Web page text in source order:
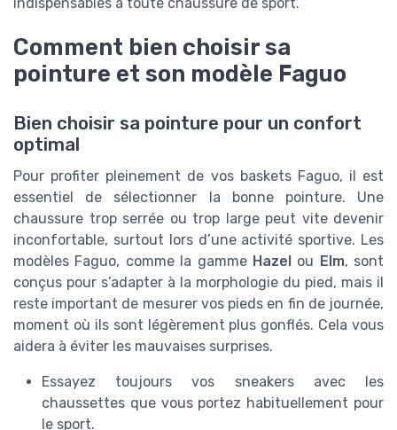
Comment bien choisir sa
pointure et son modèle Faguo
Bien choisir sa pointure pour un confort
optimal
Pour profiter pleinement de vos baskets Faguo, il est
essentiel de sélectionner la bonne pointure. Une
chaussure trop serrée ou trop large peut vite devenir
inconfortable, surtout lors d’une activité sportive. Les
modèles Faguo, comme la gamme Hazel ou Elm, sont
conçus pour s’adapter à la morphologie du pied, mais il
reste important de mesurer vos pieds en fin de journée,
moment où ils sont légèrement plus gonflés. Cela vous
aidera à éviter les mauvaises surprises.
Essayez toujours vos sneakers avec les
chaussettes que vous portez habituellement pour
le sport.